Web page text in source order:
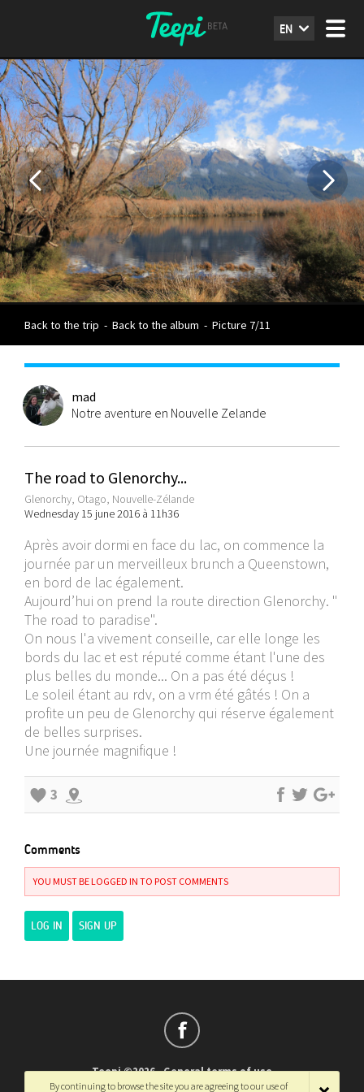
EN
Back to the trip - Back to the album - Picture 7/11
mad
Notre aventure en Nouvelle Zelande
The road to Glenorchy...
Glenorchy, Otago, Nouvelle-Zélande
Wednesday 15 june 2016 à 11h36
Après avoir dormi en face du lac, on commence la
journée par un merveilleux brunch a Queenstown,
en bord de lac également.
Aujourd’hui on prend la route direction Glenorchy. "
The road to paradise".
On nous l'a vivement conseille, car elle longe les
bords du lac et est réputé comme étant l'une des
plus belles du monde... On a pas été déçus !
Le soleil étant au rdv, on a vrm été gâtés ! On a
profite un peu de Glenorchy qui réserve également
de belles surprises.
Une journée magnifique !
3
Comments
YOU MUST BE LOGGED IN TO POST COMMENTS
LOG IN SIGN UP
Teepi ©2026-General terms of use
By continuing to browse the site you are agreeing to our use of